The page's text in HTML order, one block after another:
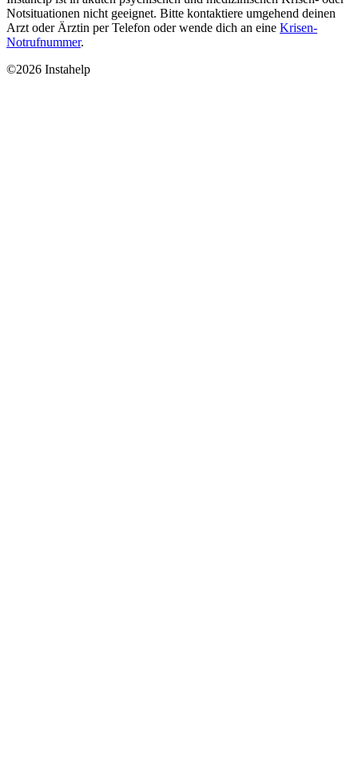
Notsituationen nicht geeignet. Bitte kontaktiere umgehend deinen
Arzt oder Ärztin per Telefon oder wende dich an eine Krisen-
Notrufnummer.
©2026 Instahelp